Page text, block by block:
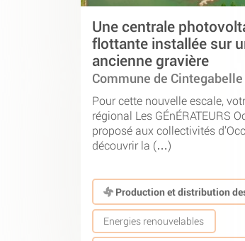
Une centrale
flottante installée sur
ancienne gravière
Commune de Cintegabelle
Pour cette nouvelle escale,
régional Les GÉnÉRATEURS
proposé aux collectivités
découvrir la (…)
Production et distribution
Energies renouvelables